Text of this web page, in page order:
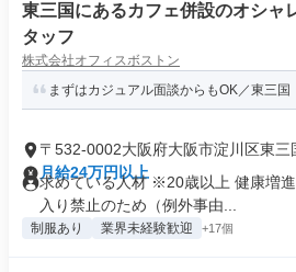
東三国にあるカフェ併設のオシャ
タッフ
株式会社オフィスボストン
まずはカジュアル面談からもOK／東三国
〒532-0002大阪府大阪市淀川区東三
月給24万円以上
求めている人材 ※20歳以上 健康増
入り禁止のため（例外事由...
制服あり 業界未経験歓迎 +17個